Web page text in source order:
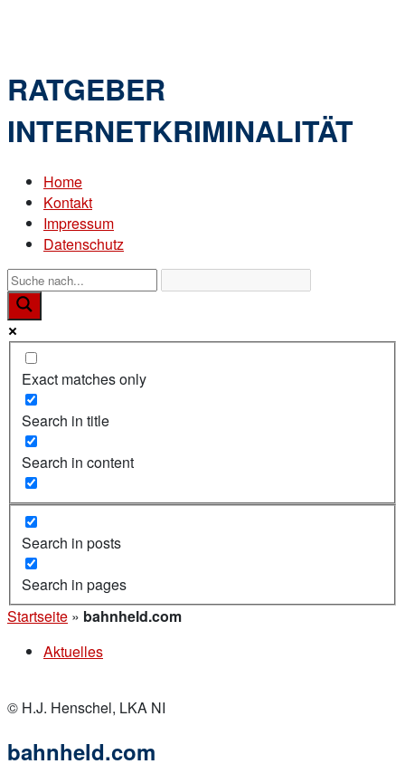
RATGEBER
INTERNETKRIMINALITÄT
Home
Kontakt
Impressum
Datenschutz
Exact matches only
Search in title
Search in content
Search in posts
Search in pages
Startseite » bahnheld.com
Aktuelles
© H.J. Henschel, LKA NI
bahnheld.com